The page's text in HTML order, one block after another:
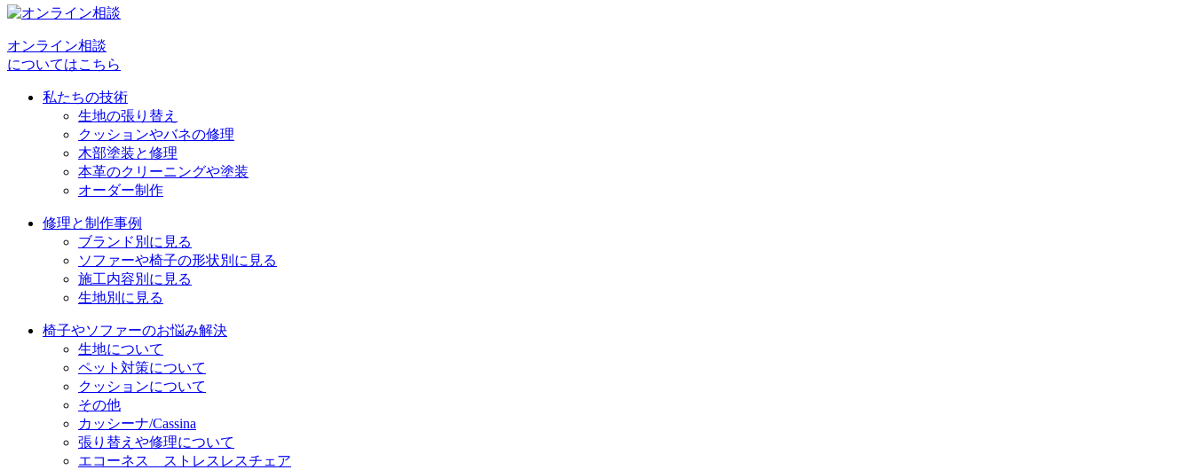
オンライン相談
についてはこちら
私たちの技術
生地の張り替え
クッションやバネの修理
木部塗装と修理
本革のクリーニングや塗装
オーダー制作
修理と制作事例
ブランド別に見る
ソファーや椅子の形状別に見る
施工内容別に見る
生地別に見る
椅子やソファーのお悩み解決
生地について
ペット対策について
クッションについて
その他
カッシーナ/Cassina
張り替えや修理について
エコーネス ストレスレスチェア